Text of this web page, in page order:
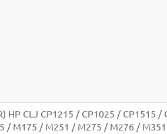
HP CLJ CP1215 / CP1025 / CP1515
/ M175 / M251 / M275 / M276 /